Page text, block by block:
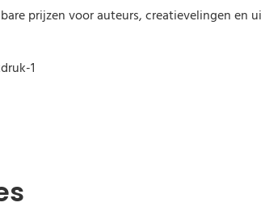
prijzen voor auteurs, creatievelingen en